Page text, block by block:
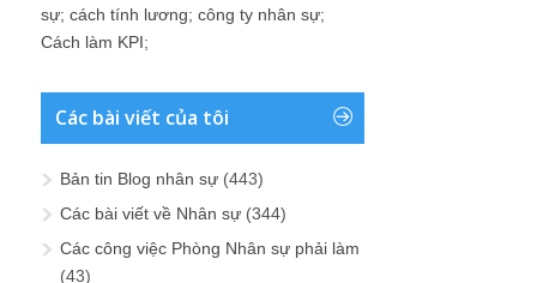
sự; cách tính lương; công ty nhân sự;
Cách làm KPI;
Các bài viết của tôi
Bản tin Blog nhân sự (443)
Các bài viết về Nhân sự (344)
Các công việc Phòng Nhân sự phải làm
(43)